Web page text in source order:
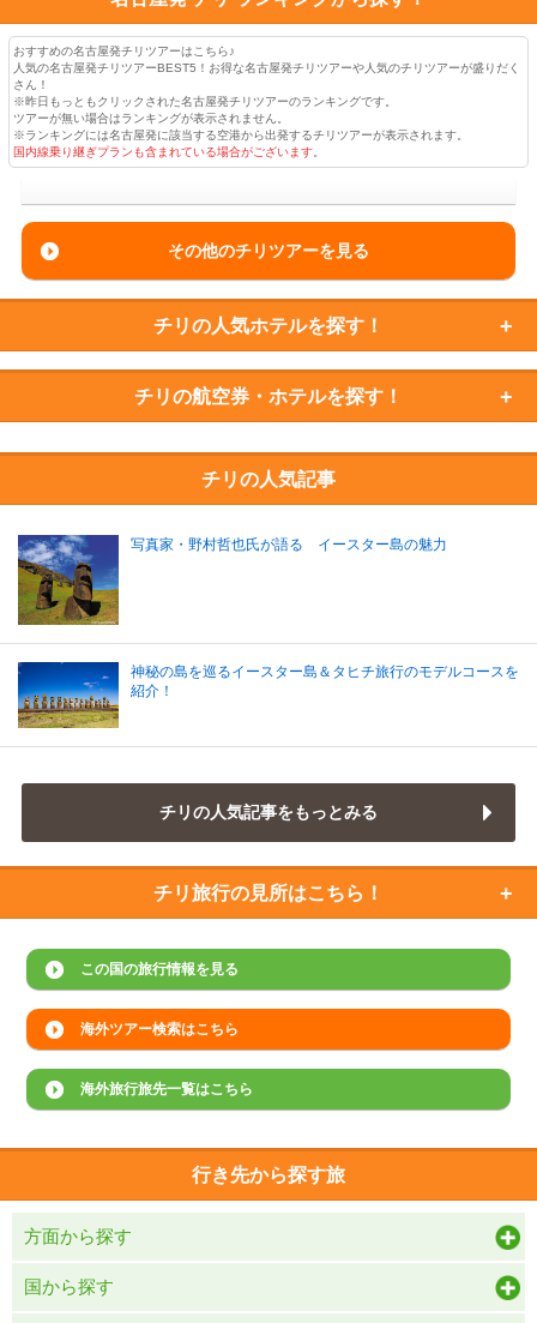
おすすめの名古屋発チリツアーはこちら♪
人気の名古屋発チリツアーBEST5！お得な名古屋発チリツアーや人気のチリツアーが盛りだく
さん！
※昨日もっともクリックされた名古屋発チリツアーのランキングです。
ツアーが無い場合はランキングが表示されません。
※ランキングには名古屋発に該当する空港から出発するチリツアーが表示されます。
国内線乗り継ぎプランも含まれている場合がございます。
その他のチリツアーを見る
チリの人気ホテルを探す！
チリの航空券・ホテルを探す！
チリの人気記事
写真家・野村哲也氏が語る イースター島の魅力
神秘の島を巡るイースター島＆タヒチ旅行のモデルコースを
紹介！
チリの人気記事をもっとみる
チリ旅行の見所はこちら！
この国の旅行情報を見る
海外ツアー検索はこちら
海外旅行旅先一覧はこちら
行き先から探す旅
方面から探す
国から探す